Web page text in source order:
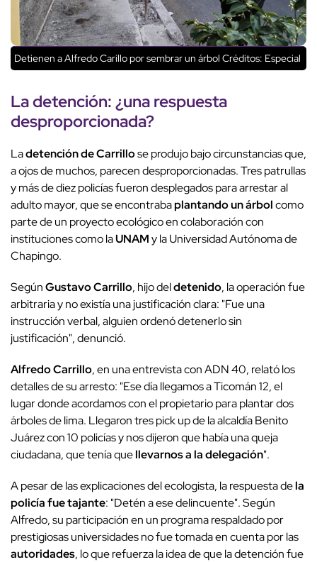
Detienen a Alfredo Carillo por sembrar un árbol Créditos: Especial
La detención: ¿una respuesta
desproporcionada?
Ladetención de Carrillose produjo bajo circunstancias que,
a ojos de muchos, parecen desproporcionadas. Tres patrullas
y más de diez policías fueron desplegados para arrestar al
adulto mayor, que se encontrabaplantando un árbolcomo
parte de un proyecto ecológico en colaboración con
instituciones como laUNAMy la Universidad Autónoma de
Chapingo.
SegúnGustavo Carrillo, hijo deldetenido, la operación fue
arbitraria y no existía una justificación clara: "Fue una
instrucción verbal, alguien ordenó detenerlo sin
justificación", denunció.
Alfredo Carrillo, en una entrevista con ADN 40, relató los
detalles de su arresto: "Ese día llegamos a Ticomán 12, el
lugar donde acordamos con el propietario para plantar dos
árboles de lima. Llegaron tres pick up de la alcaldía Benito
Juárez con 10 policías y nos dijeron que había una queja
ciudadana, que tenía quellevarnos a la delegación".
A pesar de las explicaciones del ecologista, la respuesta dela
policía fue tajante: "Detén a ese delincuente". Según
Alfredo, su participación en un programa respaldado por
prestigiosas universidades no fue tomada en cuenta por las
autoridades, lo que refuerza la idea de que la detención fue